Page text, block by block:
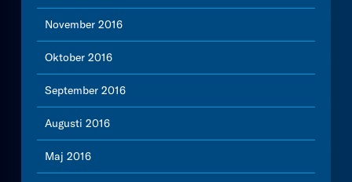
November 2016
Oktober 2016
September 2016
Augusti 2016
Maj 2016